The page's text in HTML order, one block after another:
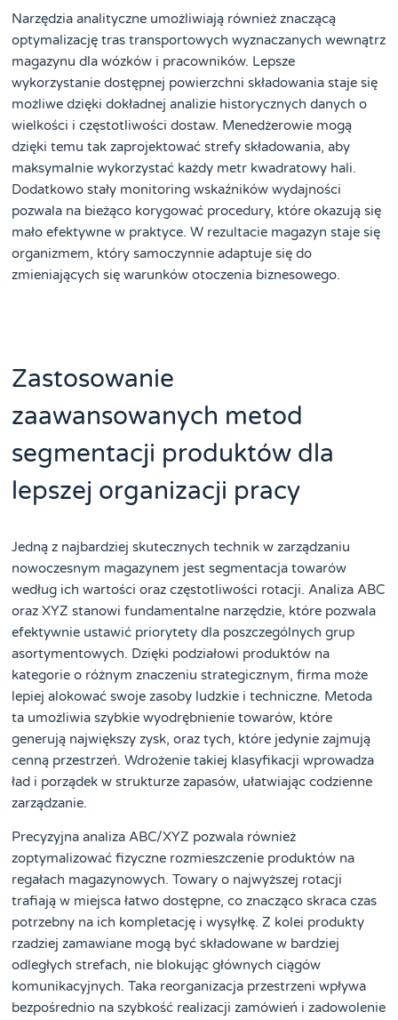
Narzędzia analityczne umożliwiają również znaczącą
optymalizację tras transportowych wyznaczanych wewnątrz
magazynu dla wózków i pracowników. Lepsze
wykorzystanie dostępnej powierzchni składowania staje się
możliwe dzięki dokładnej analizie historycznych danych o
wielkości i częstotliwości dostaw. Menedżerowie mogą
dzięki temu tak zaprojektować strefy składowania, aby
maksymalnie wykorzystać każdy metr kwadratowy hali.
Dodatkowo stały monitoring wskaźników wydajności
pozwala na bieżąco korygować procedury, które okazują się
mało efektywne w praktyce. W rezultacie magazyn staje się
organizmem, który samoczynnie adaptuje się do
zmieniających się warunków otoczenia biznesowego.
Zastosowanie
zaawansowanych metod
segmentacji produktów dla
lepszej organizacji pracy
Jedną z najbardziej skutecznych technik w zarządzaniu
nowoczesnym magazynem jest segmentacja towarów
według ich wartości oraz częstotliwości rotacji. Analiza ABC
oraz XYZ stanowi fundamentalne narzędzie, które pozwala
efektywnie ustawić priorytety dla poszczególnych grup
asortymentowych. Dzięki podziałowi produktów na
kategorie o różnym znaczeniu strategicznym, firma może
lepiej alokować swoje zasoby ludzkie i techniczne. Metoda
ta umożliwia szybkie wyodrębnienie towarów, które
generują największy zysk, oraz tych, które jedynie zajmują
cenną przestrzeń. Wdrożenie takiej klasyfikacji wprowadza
ład i porządek w strukturze zapasów, ułatwiając codzienne
zarządzanie.
Precyzyjna analiza ABC/XYZ pozwala również
zoptymalizować fizyczne rozmieszczenie produktów na
regałach magazynowych. Towary o najwyższej rotacji
trafiają w miejsca łatwo dostępne, co znacząco skraca czas
potrzebny na ich kompletację i wysyłkę. Z kolei produkty
rzadziej zamawiane mogą być składowane w bardziej
odległych strefach, nie blokując głównych ciągów
komunikacyjnych. Taka reorganizacja przestrzeni wpływa
bezpośrednio na szybkość realizacji zamówień i zadowolenie